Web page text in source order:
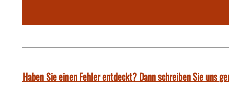
Haben Sie einen Fehler entdeckt? Dann schreiben Sie uns